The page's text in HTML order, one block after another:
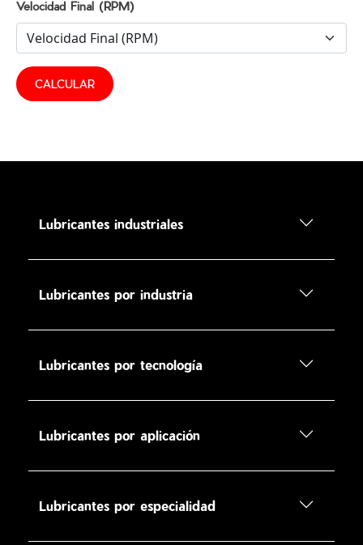
Velocidad Final (RPM)
CALCULAR
Lubricantes industriales
Lubricantes por industria
Lubricantes por tecnología
Lubricantes por aplicación
Lubricantes por especialidad